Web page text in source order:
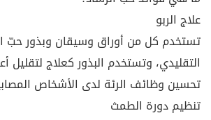
علاج الربو
تستخدم كل من أوراق وسيقان وبذور حبّ
التقليدي، وتستخدم البذور كعلاج لتقليل
تحسين وظائف الرئة لدى الأشخاص
تنظيم دورة الطمث